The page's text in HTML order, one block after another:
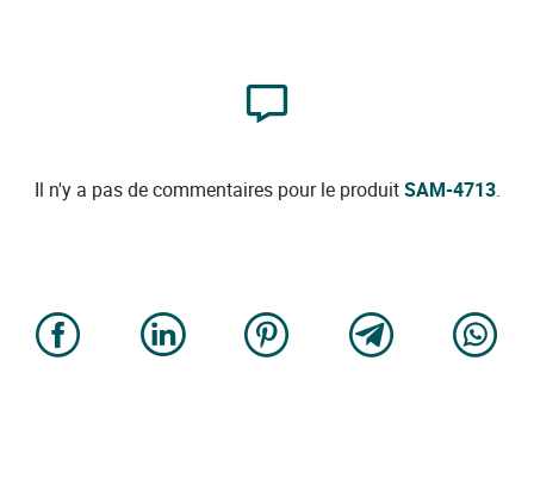
Il n'y a pas de commentaires pour le produitSAM-4713.